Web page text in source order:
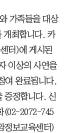
가족들을 대상
개최합니다. 카
터)에 게시된
이상의 사연을
여 완료됩니다.
증정합니다. 신
(02-2072-745
정보교육센터)